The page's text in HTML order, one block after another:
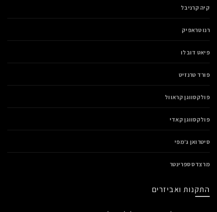
קיה קרניבל
רנו טראפיק
פיאט דובלו
פורד טרנזיט
פולקסווגן קראוול
פולקסווגן קאדי
סיטרואן ג’מפי
מרצדס ספרינטר
התקנות ואביזרים